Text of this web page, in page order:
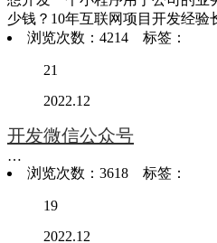
少钱？10年互联网项目开发经
浏览次数：4214 标签：
21
2022.12
开发微信公众号
…
浏览次数：3618 标签：
19
2022.12